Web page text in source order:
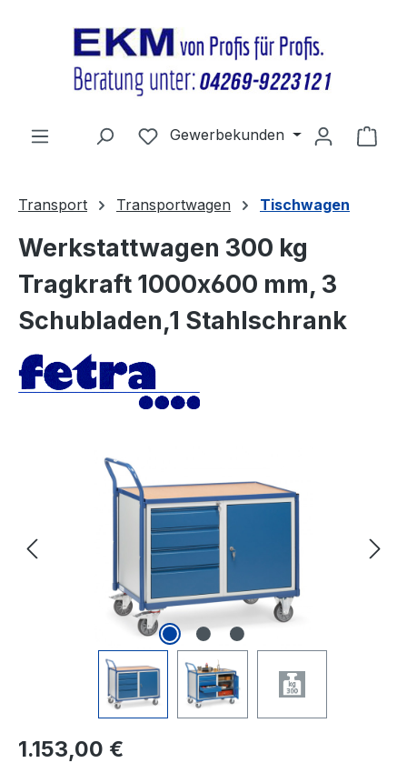
Du hast 0 Produkte auf dem
Gewerbekunden
Transport Transportwagen Tischwagen
Werkstattwagen 300 kg
Tragkraft 1000x600 mm, 3
Schubladen,1 Stahlschrank
Bildergalerie überspringen
Regulärer Preis:
1.153,00 €